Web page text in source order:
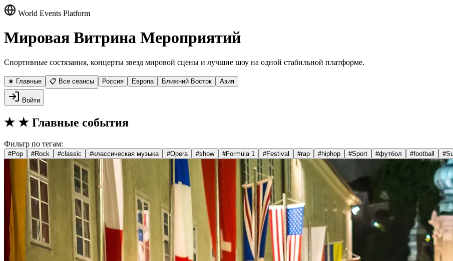
World Events Platform
Мировая Витрина Мероприятий
Спортивные состязания, концерты звезд мировой сцены и лучшие шоу на одной стабильной платформе.
★ Главные 📋 Все сеансы Россия Европа Ближний Восток Азия
Войти
★ ★ Главные события
Фильтр по тегам:
#Pop #Rock #classic #классическая музыка #Opera #show #Formula 1 #Festival #rap #hiphop #Sport #футбол #football #